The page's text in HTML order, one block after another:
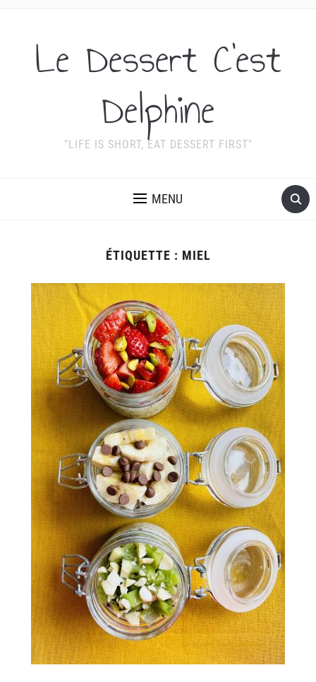
Le Dessert C'est
Delphine
"LIFE IS SHORT, EAT DESSERT FIRST"
MENU
ÉTIQUETTE : MIEL